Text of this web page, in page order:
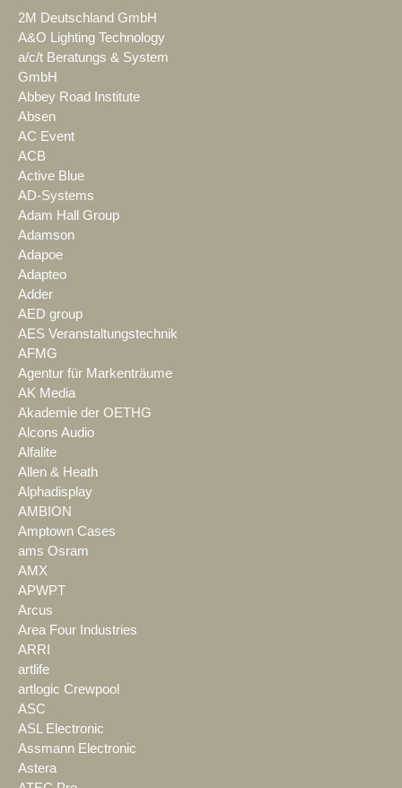
2M Deutschland GmbH
A&O Lighting Technology
a/c/t Beratungs & System
GmbH
Abbey Road Institute
Absen
AC Event
ACB
Active Blue
AD-Systems
Adam Hall Group
Adamson
Adapoe
Adapteo
Adder
AED group
AES Veranstaltungstechnik
AFMG
Agentur für Markenträume
AK Media
Akademie der OETHG
Alcons Audio
Alfalite
Allen & Heath
Alphadisplay
AMBION
Amptown Cases
ams Osram
AMX
APWPT
Arcus
Area Four Industries
ARRI
artlife
artlogic Crewpool
ASC
ASL Electronic
Assmann Electronic
Astera